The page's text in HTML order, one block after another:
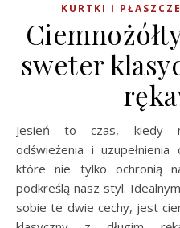
KURTKI I PŁASZCZE
sweter
Jesień to czas, kiedy nasza garderoba wymaga
odświeżenia i
które nie tylko ochronią
podkreślą nasz styl.
sobie te dwie cechy, jest